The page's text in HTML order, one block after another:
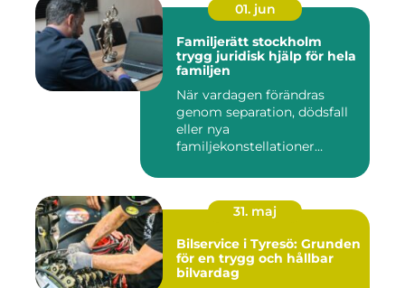
01. jun
Familjerätt stockholm
trygg juridisk hjälp för hela
familjen
När vardagen förändras
genom separation, dödsfall
eller nya
familjekonstellationer
31. maj
Bilservice i Tyresö: Grunden
för en trygg och hållbar
bilvardag